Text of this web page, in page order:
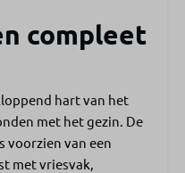
compleet
hart van het
met het gezin. De
voorzien van een
met vriesvak,